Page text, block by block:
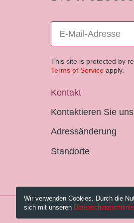
This site is protected by
Terms of Service apply.
Kontakt
Kontaktieren Sie uns
Adressänderung
Standorte
© 2026 Pestalozzi-
Wir verwenden Cookies. Durch die
sich mit unseren